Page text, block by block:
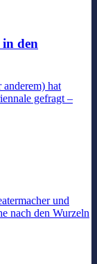
in den
hat
gefragt –
und
nach den Wurzeln